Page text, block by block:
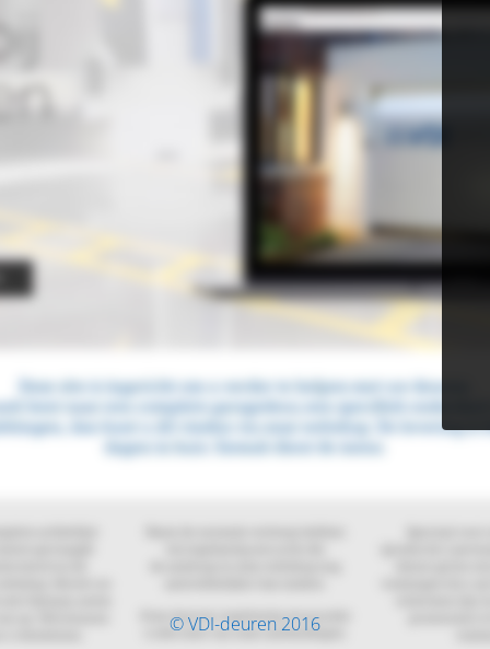
© VDI-deuren 2016